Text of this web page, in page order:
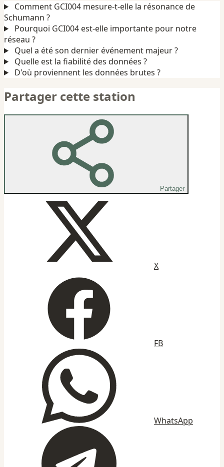
Comment GCI004 mesure-t-elle la résonance de
Schumann ?
Pourquoi GCI004 est-elle importante pour notre
réseau ?
Quel a été son dernier événement majeur ?
Quelle est la fiabilité des données ?
D'où proviennent les données brutes ?
Partager cette station
Partager
X
FB
WhatsApp